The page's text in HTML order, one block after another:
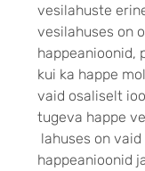
vesilahuste
vesilahuses on
happeanioonid,
kui ka happe
vaid osaliselt
tugeva happe
lahuses on
happeanioonid